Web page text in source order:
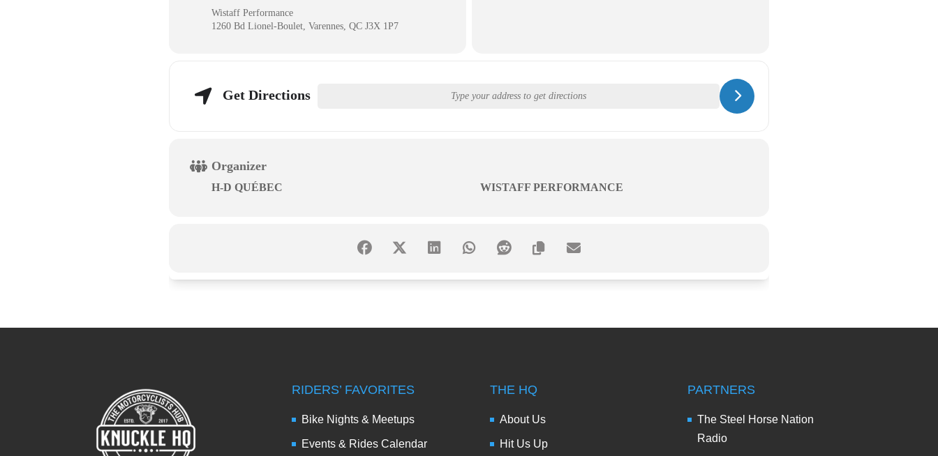
Wistaff Performance
1260 Bd Lionel-Boulet, Varennes, QC J3X 1P7
Get Directions
Organizer
H-D QUÉBEC WISTAFF PERFORMANCE
RIDERS’ FAVORITES
Bike Nights & Meetups
Events & Rides Calendar
THE HQ
About Us
Hit Us Up
PARTNERS
The Steel Horse Nation
Radio